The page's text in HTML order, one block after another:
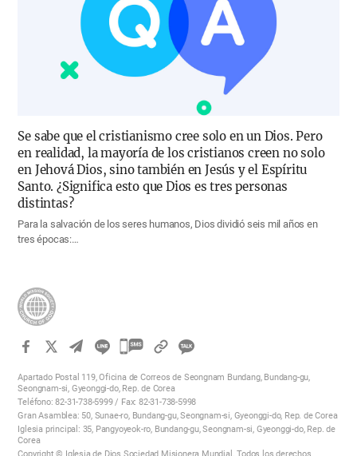
Se sabe que el cristianismo cree solo en un Dios. Pero
en realidad, la mayoría de los cristianos creen no solo
en Jehová Dios, sino también en Jesús y el Espíritu
Santo. ¿Significa esto que Dios es tres personas
distintas?
Para la salvación de los seres humanos, Dios dividió seis mil años en
tres épocas:…
카
오
톡
공
Apartado Postal 119, Oficina de Correos de Seongnam Bundang, Bundang-gu,
Seongnam-si, Gyeonggi-do, Rep. de Corea
Teléfono: 82-31-738-5999 / Fax: 82-31-738-5998
Gran Asamblea: 50, Sunae-ro, Bundang-gu, Seongnam-si, Gyeonggi-do, Rep. de Corea
Iglesia principal: 35, Pangyoyeok-ro, Bundang-gu, Seongnam-si, Gyeonggi-do, Rep. de
Corea
Copyright © Iglesia de Dios Sociedad Misionera Mundial. Todos los derechos